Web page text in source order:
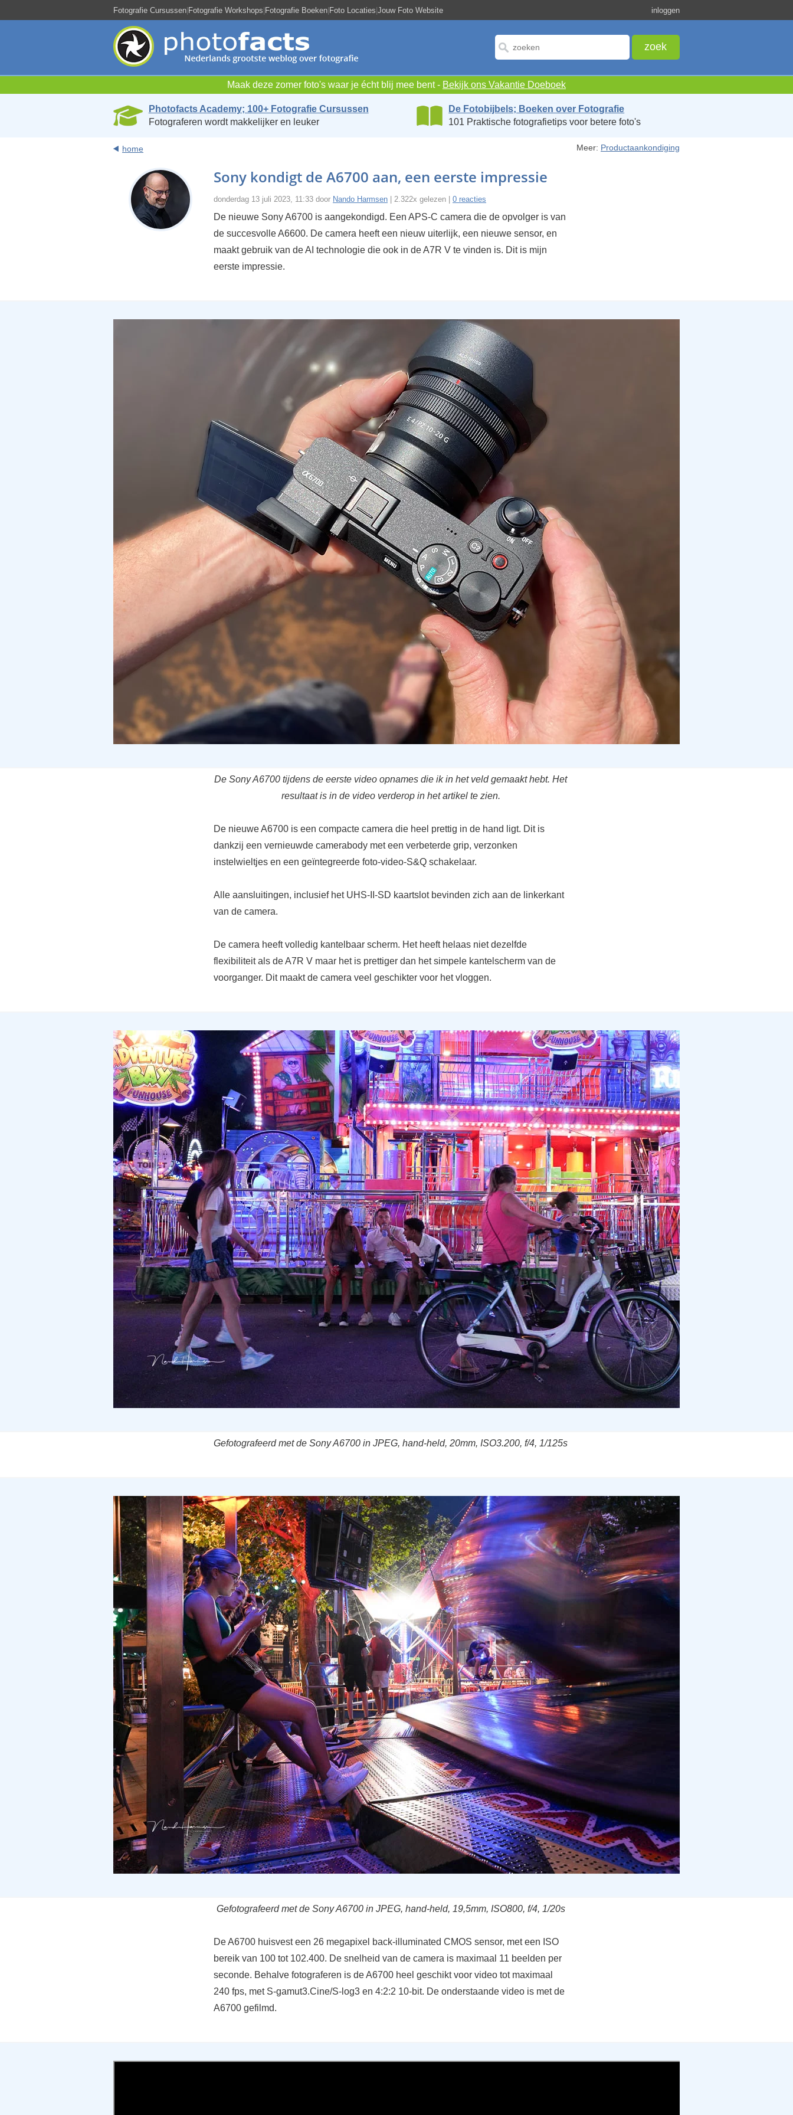
Fotografie Cursussen|Fotografie Workshops|Fotografie Boeken|Foto Locaties|Jouw Foto Website inloggen
Maak deze zomer foto's waar je écht blij mee bent - Bekijk ons Vakantie Doeboek
Photofacts Academy; 100+ Fotografie Cursussen
Fotograferen wordt makkelijker en leuker
De Fotobijbels; Boeken over Fotografie
101 Praktische fotografietips voor betere foto's
home Meer: Productaankondiging
Sony kondigt de A6700 aan, een eerste impressie
donderdag 13 juli 2023, 11:33 door Nando Harmsen | 2.322x gelezen | 0 reacties
De nieuwe Sony A6700 is aangekondigd. Een APS-C camera die de opvolger is van
de succesvolle A6600. De camera heeft een nieuw uiterlijk, een nieuwe sensor, en
maakt gebruik van de AI technologie die ook in de A7R V te vinden is. Dit is mijn
eerste impressie.
De Sony A6700 tijdens de eerste video opnames die ik in het veld gemaakt hebt. Het
resultaat is in de video verderop in het artikel te zien.
De nieuwe A6700 is een compacte camera die heel prettig in de hand ligt. Dit is
dankzij een vernieuwde camerabody met een verbeterde grip, verzonken
instelwieltjes en een geïntegreerde foto-video-S&Q schakelaar.
Alle aansluitingen, inclusief het UHS-II-SD kaartslot bevinden zich aan de linkerkant
van de camera.
De camera heeft volledig kantelbaar scherm. Het heeft helaas niet dezelfde
flexibiliteit als de A7R V maar het is prettiger dan het simpele kantelscherm van de
voorganger. Dit maakt de camera veel geschikter voor het vloggen.
Gefotografeerd met de Sony A6700 in JPEG, hand-held, 20mm, ISO3.200, f/4, 1/125s
Gefotografeerd met de Sony A6700 in JPEG, hand-held, 19,5mm, ISO800, f/4, 1/20s
De A6700 huisvest een 26 megapixel back-illuminated CMOS sensor, met een ISO
bereik van 100 tot 102.400. De snelheid van de camera is maximaal 11 beelden per
seconde. Behalve fotograferen is de A6700 heel geschikt voor video tot maximaal
240 fps, met S-gamut3.Cine/S-log3 en 4:2:2 10-bit. De onderstaande video is met de
A6700 gefilmd.